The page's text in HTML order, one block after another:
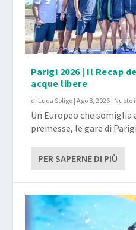
Parigi 2026 | Il Recap
acque libere
di Luca Soligo |Ago 8, 2026 | Nuoto
Un Europeo che somiglia
premesse, le gare di
PER SAPERNE DI PIÙ